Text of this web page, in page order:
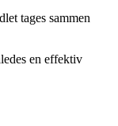
tages sammen
en effektiv